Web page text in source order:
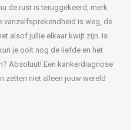
de rust is teruggekeerd, merk
vanzelfsprekendheid is weg, de
alsof jullie elkaar kwijt zijn. Is
je ooit nog de liefde en het
Absoluut! Een kankerdiagnose
zetten niet alleen jouw wereld